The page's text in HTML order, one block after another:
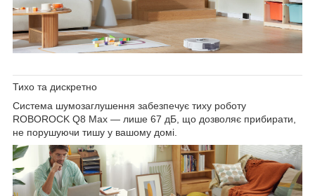
Тихо та дискретно
Система шумозаглушення забезпечує тиху роботу
ROBOROCK Q8 Max — лише 67 дБ, що дозволяє прибирати,
не порушуючи тишу у вашому домі.